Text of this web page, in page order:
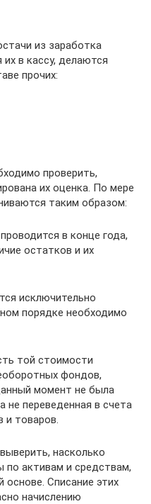
из заработка
в кассу, делаются
прочих:
проверить,
их оценка. По мере
таким образом:
в конце года,
остатков и их
исключительно
порядке необходимо
той стоимости
фондов,
момент не была
не переведенная в счета
и товаров.
насколько
по активам и средствам,
Списание этих
начислению